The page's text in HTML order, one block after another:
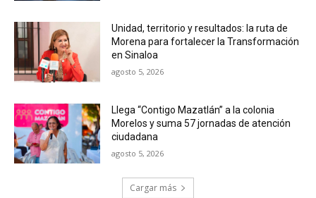
Unidad, territorio y resultados: la ruta de
Morena para fortalecer la Transformación
en Sinaloa
agosto 5, 2026
Llega “Contigo Mazatlán” a la colonia
Morelos y suma 57 jornadas de atención
ciudadana
agosto 5, 2026
Cargar más